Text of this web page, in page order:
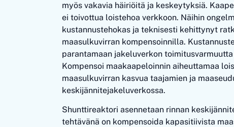
myös vakavia häiriöitä ja keskeytyksiä.
ei toivottua loistehoa verkkoon. Näihin
kustannustehokas ja teknisesti kehittynyt
maasulkuvirran kompensoinnilla.
parantamaan jakeluverkon
Kompensoi maakaapeloinnin aiheuttamaa
maasulkuvirran kasvua taajamien ja
keskijännitejakeluverkossa.
Shunttireaktori asennetaan rinnan
tehtävänä on kompensoida kapasitiivista